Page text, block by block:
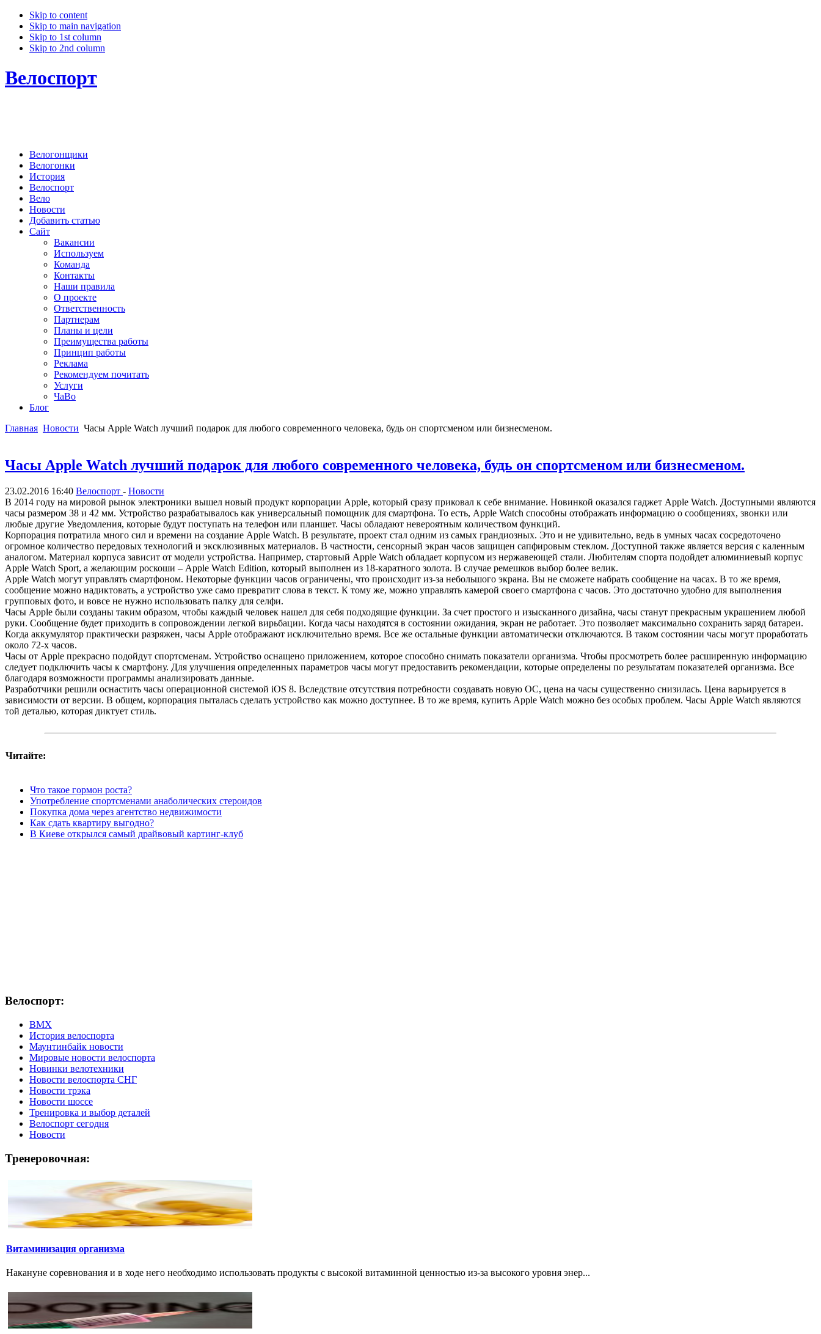
Skip to content
Skip to main navigation
Skip to 1st column
Skip to 2nd column
Велоспорт
Велогонщики
Велогонки
История
Велоспорт
Вело
Новости
Добавить статью
Сайт
Вакансии
Используем
Команда
Контакты
Наши правила
О проекте
Ответственность
Партнерам
Планы и цели
Преимущества работы
Принцип работы
Реклама
Рекомендуем почитать
Услуги
ЧаВо
Блог
Главная Новости Часы Apple Watch лучший подарок для любого современного человека, будь он спортсменом или бизнесменом.
Часы Apple Watch лучший подарок для любого современного человека, будь он спортсменом или бизнесменом.
23.02.2016 16:40 Велоспорт - Новости
В 2014 году на мировой рынок электроники вышел новый продукт корпорации Apple, который сразу приковал к себе внимание. Новинкой оказался гаджет Apple Watch. Доступными являются
часы размером 38 и 42 мм. Устройство разрабатывалось как универсальный помощник для смартфона. То есть, Apple Watch способны отображать информацию о сообщениях, звонки или
любые другие Уведомления, которые будут поступать на телефон или планшет. Часы обладают невероятным количеством функций.
Корпорация потратила много сил и времени на создание Apple Watch. В результате, проект стал одним из самых грандиозных. Это и не удивительно, ведь в умных часах сосредоточено
огромное количество передовых технологий и эксклюзивных материалов. В частности, сенсорный экран часов защищен сапфировым стеклом. Доступной также является версия с каленным
аналогом. Материал корпуса зависит от модели устройства. Например, стартовый Apple Watch обладает корпусом из нержавеющей стали. Любителям спорта подойдет алюминиевый корпус
Apple Watch Sport, а желающим роскоши – Apple Watch Edition, который выполнен из 18-каратного золота. В случае ремешков выбор более велик.
Apple Watch могут управлять смартфоном. Некоторые функции часов ограничены, что происходит из-за небольшого экрана. Вы не сможете набрать сообщение на часах. В то же время,
сообщение можно надиктовать, а устройство уже само превратит слова в текст. К тому же, можно управлять камерой своего смартфона с часов. Это достаточно удобно для выполнения
групповых фото, и вовсе не нужно использовать палку для селфи.
Часы Apple были созданы таким образом, чтобы каждый человек нашел для себя подходящие функции. За счет простого и изысканного дизайна, часы станут прекрасным украшением любой
руки. Сообщение будет приходить в сопровождении легкой вирьбации. Когда часы находятся в состоянии ожидания, экран не работает. Это позволяет максимально сохранить заряд батареи.
Когда аккумулятор практически разряжен, часы Apple отображают исключительно время. Все же остальные функции автоматически отключаются. В таком состоянии часы могут проработать
около 72-х часов.
Часы от Apple прекрасно подойдут спортсменам. Устройство оснащено приложением, которое способно снимать показатели организма. Чтобы просмотреть более расширенную информацию
следует подключить часы к смартфону. Для улучшения определенных параметров часы могут предоставить рекомендации, которые определены по результатам показателей организма. Все
благодаря возможности программы анализировать данные.
Разработчики решили оснастить часы операционной системой iOS 8. Вследствие отсутствия потребности создавать новую ОС, цена на часы существенно снизилась. Цена варьируется в
зависимости от версии. В общем, корпорация пыталась сделать устройство как можно доступнее. В то же время, купить Apple Watch можно без особых проблем. Часы Apple Watch являются
той деталью, которая диктует стиль.
Читайте:
Что такое гормон роста?
Употребление спортсменами анаболических стероидов
Покупка дома через агентство недвижимости
Как сдать квартиру выгодно?
В Киеве открылся самый драйвовый картинг-клуб
Велоспорт:
ВМХ
История велоспорта
Маунтинбайк новости
Мировые новости велоспорта
Новинки велотехники
Новости велоспорта СНГ
Новости трэка
Новости шоссе
Тренировка и выбор деталей
Велоспорт сегодня
Новости
Тренеровочная:
Витаминизация организма
Накануне соревнования и в ходе него необходимо использовать продукты с высокой витаминной ценностью из-за высокого уровня энер...